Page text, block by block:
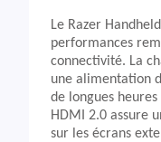
Le Razer
performances
connectivité. La
une alimentation
de longues
HDMI 2.0 assure
sur les écrans